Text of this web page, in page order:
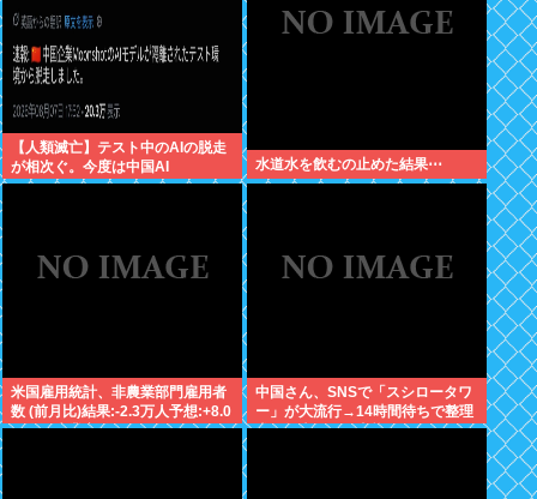
【人類滅亡】テスト中のAIの脱走
が相次ぐ。今度は中国AI
水道水を飲むの止めた結果⋯
米国雇用統計、非農業部門雇用者
数 (前月比)結果:-2.3万人予想:+8.0
万人、失業率結果:+4.1%予
中国さん、SNSで「スシロータワ
ー」が大流行→14時間待ちで整理
券が転売される事態に…